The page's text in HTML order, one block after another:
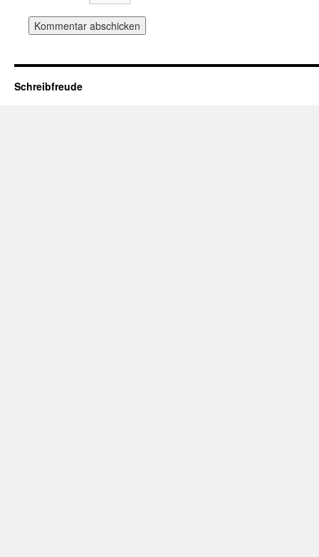
Schreibfreude